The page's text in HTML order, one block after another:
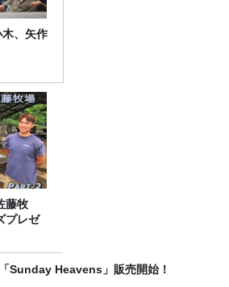
、矢作
藤牧
プレゼ
「Sunday Heavens」販売開始！